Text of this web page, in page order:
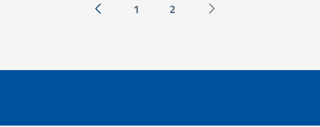
« Precedente
1 2
Successiva »